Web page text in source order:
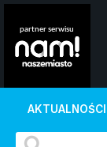
AKTUALNOŚCI